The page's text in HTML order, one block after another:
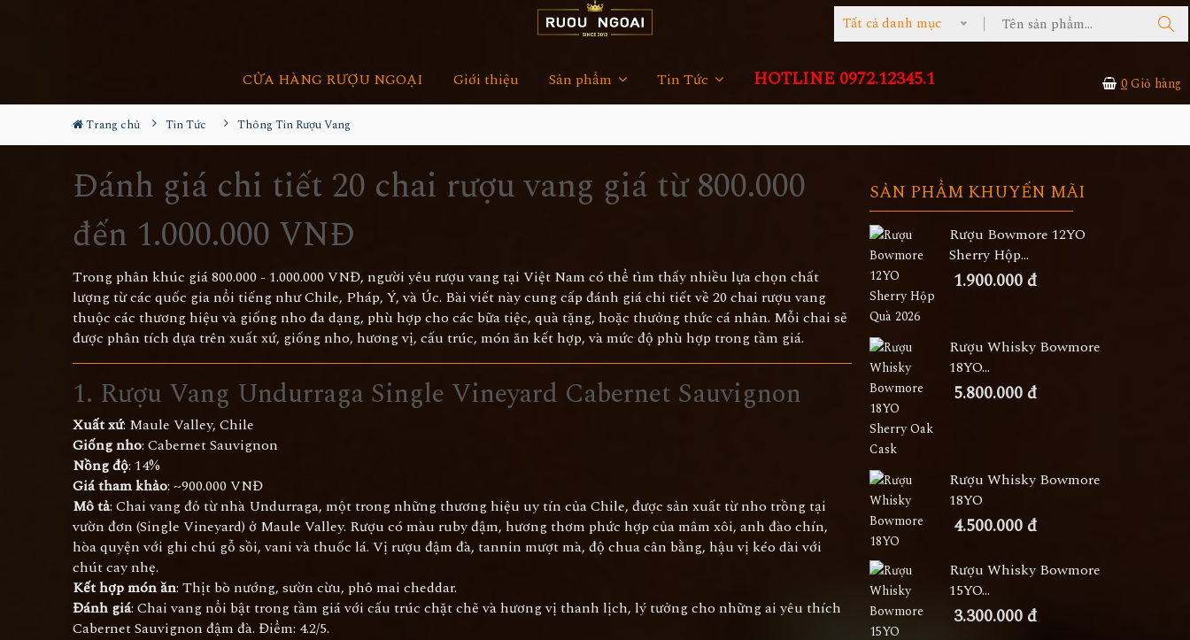
Tất cả danh mục
CỬA HÀNG RƯỢU NGOẠI Giới thiệu Sản phẩm Tin Tức HOTLINE 0972.12345.1 0Giỏ hàng
Trang chủ Tin Tức Thông Tin Rượu Vang
Đánh giá chi tiết 20 chai rượu vang giá từ 800.000
đến 1.000.000 VNĐ
Trong phân khúc giá 800.000 - 1.000.000 VNĐ, người yêu rượu vang tại Việt Nam có thể tìm thấy nhiều lựa chọn chất
lượng từ các quốc gia nổi tiếng như Chile, Pháp, Ý, và Úc. Bài viết này cung cấp đánh giá chi tiết về 20 chai rượu vang
thuộc các thương hiệu và giống nho đa dạng, phù hợp cho các bữa tiệc, quà tặng, hoặc thưởng thức cá nhân. Mỗi chai sẽ
được phân tích dựa trên xuất xứ, giống nho, hương vị, cấu trúc, món ăn kết hợp, và mức độ phù hợp trong tầm giá.
1. Rượu Vang Undurraga Single Vineyard Cabernet Sauvignon
Xuất xứ: Maule Valley, Chile
Giống nho: Cabernet Sauvignon
Nồng độ: 14%
Giá tham khảo: ~900.000 VNĐ
Mô tả: Chai vang đỏ từ nhà Undurraga, một trong những thương hiệu uy tín của Chile, được sản xuất từ nho trồng tại
vườn đơn (Single Vineyard) ở Maule Valley. Rượu có màu ruby đậm, hương thơm phức hợp của mâm xôi, anh đào chín,
hòa quyện với ghi chú gỗ sồi, vani và thuốc lá. Vị rượu đậm đà, tannin mượt mà, độ chua cân bằng, hậu vị kéo dài với
chút cay nhẹ.
Kết hợp món ăn: Thịt bò nướng, sườn cừu, phô mai cheddar.
Đánh giá: Chai vang nổi bật trong tầm giá với cấu trúc chặt chẽ và hương vị thanh lịch, lý tưởng cho những ai yêu thích
Cabernet Sauvignon đậm đà. Điểm: 4.2/5.
SẢN PHẨM KHUYẾN MÃI
Rượu Bowmore 12YO
Sherry Hộp...
1.900.000 đ
Rượu Whisky Bowmore
18YO...
5.800.000 đ
Rượu Whisky Bowmore
18YO
4.500.000 đ
Rượu Whisky Bowmore
15YO...
3.300.000 đ